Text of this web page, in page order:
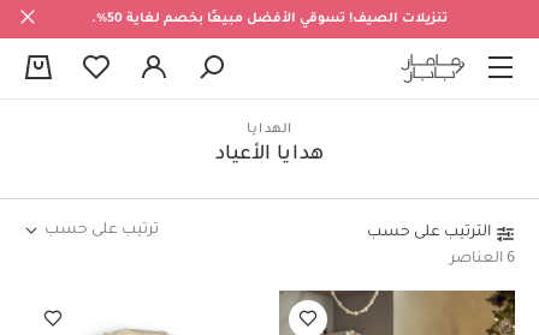
تنزيلات الصيف! تسوقي الأفضل مبيعًا بخصم لغاية 50%.
الهدايا
هدايا الأعياد
الترتيب على حسب
6 العناصر
ترتيب على حسب